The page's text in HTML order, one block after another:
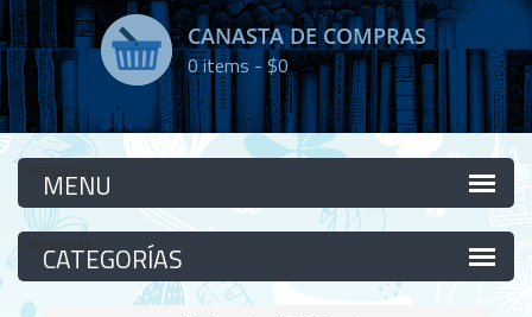
CANASTA DE COMPRAS
0items -$0
Categorías
Categorías